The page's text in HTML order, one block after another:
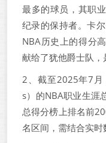
最多的球员，其职
纪录的保持者。卡
NBA历史上的得分
献给了犹他爵士队，
2、截至2025年7月
s）的NBA职业生涯
总得分榜上排名前
名区间，需结合实时